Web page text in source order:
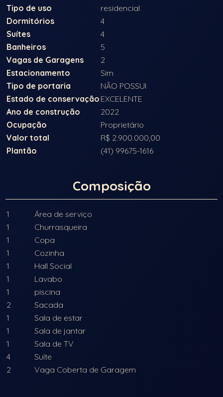
Tipo de uso
residencial
Dormitórios
4
Suítes
4
Banheiros
5
Vagas de Garagens
2
Estacionamento
Sim
Tipo de portaria
NÃO POSSUI
Estado de conservação EXCELENTE
Ano de construção
2022
Ocupação
Proprietário
Valor total
R$ 2.900.000,00
Plantão
(41) 99675-1616
Composição
1
Área de serviço
1
Churrasqueira
1
Copa
1
Cozinha
1
Hall Social
1
Lavabo
1
piscina
2
Sacada
1
Sala de estar
1
Sala de jantar
1
Sala de TV
4
Suíte
2
Vaga Coberta de Garagem